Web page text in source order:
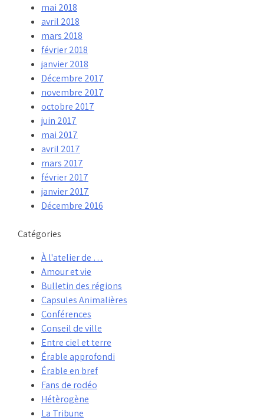
mai 2018
avril 2018
mars 2018
février 2018
janvier 2018
Décembre 2017
novembre 2017
octobre 2017
juin 2017
mai 2017
avril 2017
mars 2017
février 2017
janvier 2017
Décembre 2016
Catégories
À l'atelier de …
Amour et vie
Bulletin des régions
Capsules Animalières
Conférences
Conseil de ville
Entre ciel et terre
Érable approfondi
Érable en bref
Fans de rodéo
Hétèrogène
La Tribune